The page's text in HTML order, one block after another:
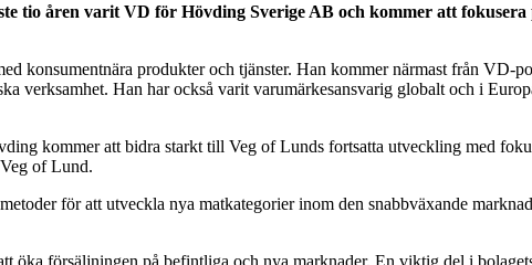
tio åren varit VD för Hövding Sverige AB och kommer att
konsumentnära produkter och tjänster. Han kommer närmast från VD-
verksamhet. Han har också varit varumärkesansvarig globalt och i
kommer att bidra starkt till Veg of Lunds fortsatta utveckling med
of Lund.
för att utveckla nya matkategorier inom den snabbväxande
öka försäljningen på befintliga och nya marknader. En viktig del i